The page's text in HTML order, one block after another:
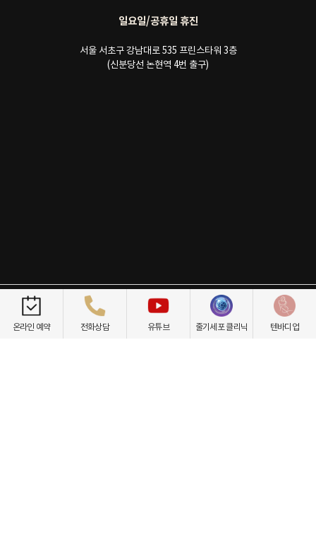
일요일/공휴일 휴진
서울 서초구 강남대로 535 프린스타워 3층
(신분당선 논현역 4번 출구)
개인정보취급방침 이용약관 환자권리장전 비급여항목
온라인 예약 전화상담 유튜브 줄기세포 클리닉 텐바디업